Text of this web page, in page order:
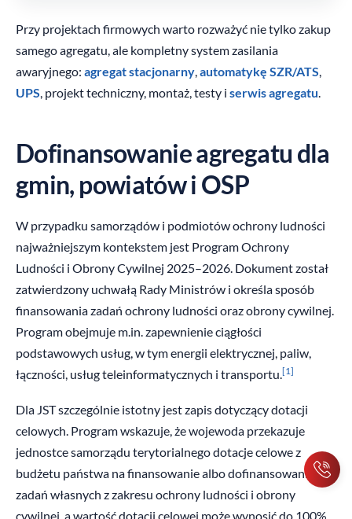
Przy projektach firmowych warto rozważyć nie tylko zakup
samego agregatu, ale kompletny system zasilania
awaryjnego: agregat stacjonarny automatykę SZR/ATS
UPS , projekt techniczny, montaż, testy i serwis agregatu
Dofinansowanie agregatu dla
gmin, powiatów i OSP
W przypadku samorządów i podmiotów ochrony ludności
najważniejszym kontekstem jest Program Ochrony
Ludności i Obrony Cywilnej 2025–2026. Dokument został
zatwierdzony uchwałą Rady Ministrów i określa sposób
finansowania zadań ochrony ludności oraz obrony cywilnej.
Program obejmuje m.in. zapewnienie ciągłości
podstawowych usług, w tym energii elektrycznej, paliw,
łączności, usług teleinformatycznych i transportu. [1]
Dla JST szczególnie istotny jest zapis dotyczący dotacji
celowych. Program wskazuje, że wojewoda przekazuje
jednostce samorządu terytorialnego dotacje celowe z
budżetu państwa na finansowanie albo dofinansowanie
zadań własnych z zakresu ochrony ludności i obrony
cywilnej, a wartość dotacji celowej może wynosić do 100%